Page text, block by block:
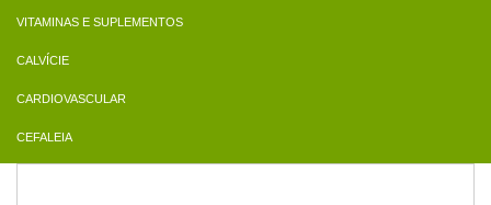
VITAMINAS E SUPLEMENTOS
CALVÍCIE
CARDIOVASCULAR
CEFALEIA